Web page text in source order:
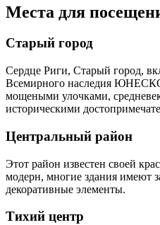
Места для
Старый город
Сердце Риги, Старый город,
Всемирного наследия
мощеными улочками,
историческими
Центральный район
Этот район известен своей
модерн, многие здания имеют
декоративные элементы.
Тихий центр